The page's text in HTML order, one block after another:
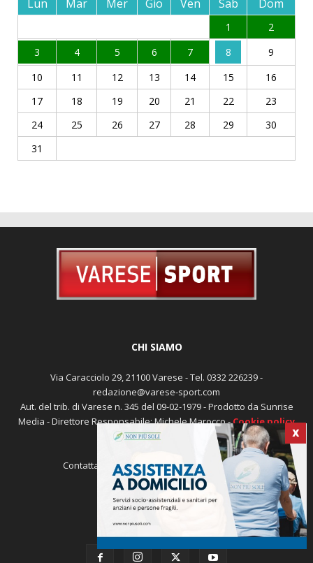
Lun Mar Mer Gio Ven Sab Dom
1
2
3
4 5 6 7 8
9
10
11 12 13 14 15
16
17
18 19 20 21 22
23
24
25 26 27 28 29
30
31
X
Via Caracciolo 29, 21100 Varese - Tel. 0332 226239 -
redazione@varese-sport.com
Aut. del trib. di Varese n. 345 del 09-02-1979 - Prodotto da Sunrise
Media - Direttore Responsabile: Michele Marocco -Cookie policy
redazione@varese-sport.com
SEGUICI